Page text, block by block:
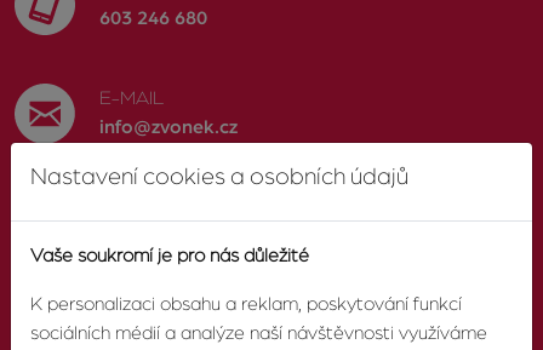
603 246 680
E-MAIL
info@zvonek.cz
Nastavení cookies a osobních údajů
Vaše soukromí je pro nás důležité
K personalizaci obsahu a reklam, poskytování funkcí
sociálních médií a analýze naší návštěvnosti využíváme